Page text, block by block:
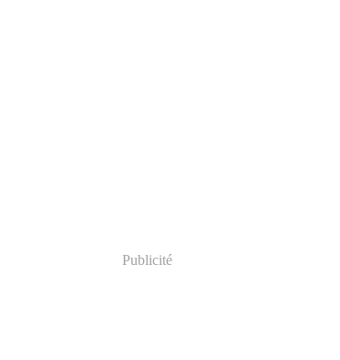
Publicité